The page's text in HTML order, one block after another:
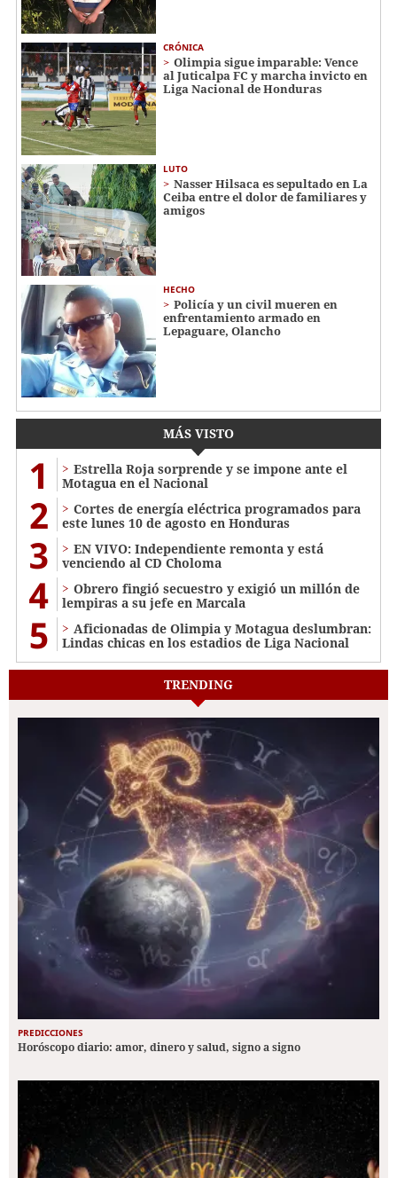
CRÓNICA
Olimpia sigue imparable: Vence
al Juticalpa FC y marcha invicto en
Liga Nacional de Honduras
LUTO
Nasser Hilsaca es sepultado en La
Ceiba entre el dolor de familiares y
amigos
HECHO
Policía y un civil mueren en
enfrentamiento armado en
Lepaguare, Olancho
MÁS VISTO
1
Estrella Roja sorprende y se impone ante el
Motagua en el Nacional
2
Cortes de energía eléctrica programados para
este lunes 10 de agosto en Honduras
3
EN VIVO: Independiente remonta y está
venciendo al CD Choloma
4
Obrero fingió secuestro y exigió un millón de
lempiras a su jefe en Marcala
5
Aficionadas de Olimpia y Motagua deslumbran:
Lindas chicas en los estadios de Liga Nacional
TRENDING
PREDICCIONES
Horóscopo diario: amor, dinero y salud, signo a signo